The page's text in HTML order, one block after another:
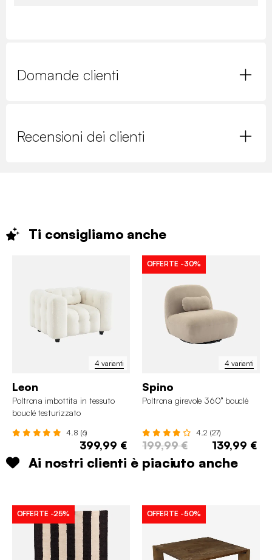
Domande clienti
Recensioni dei clienti
Ti consigliamo anche
4 varianti
Leon
Poltrona imbottita in tessuto
bouclé testurizzato
4.8 (6)
399,99 €
4 varianti
OFFERTE -30%
Spino
Poltrona girevole 360° bouclé
4.2 (27)
199,99 € 139,99 €
Ai nostri clienti è piaciuto anche
OFFERTE -25% OFFERTE -50%